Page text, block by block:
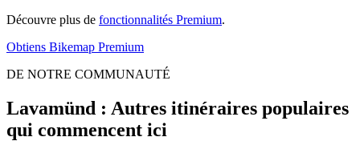
Découvre plus de fonctionnalités Premium.
Obtiens Bikemap Premium
DE NOTRE COMMUNAUTÉ
Lavamünd : Autres itinéraires populaires
qui commencent ici